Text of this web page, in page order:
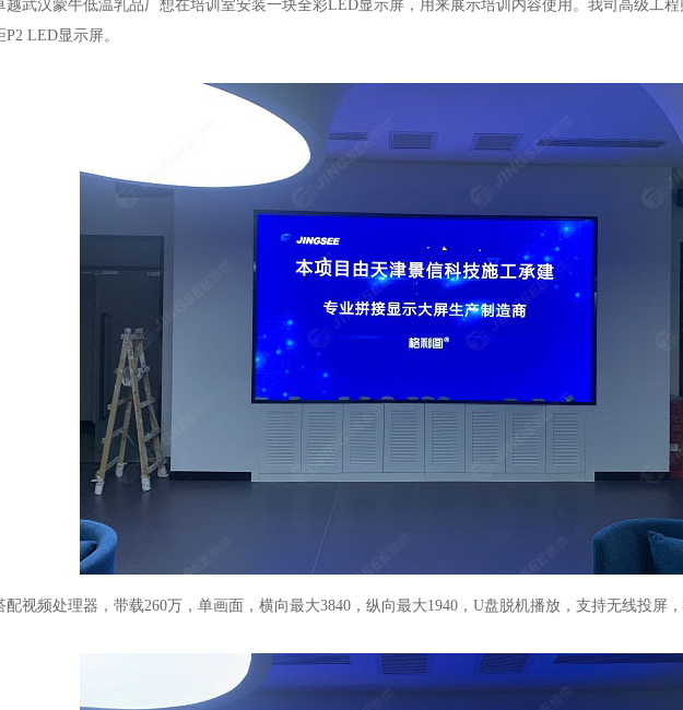
越武汉蒙牛低温乳品厂想在培训室安装一块全彩LED显示屏，用来展示培训内容使用。我司高级工
P2 LED显示屏。
配视频处理器，带载260万，单画面，横向最大3840 ，纵向最大1940 ， U盘脱机播放，支持无线投屏